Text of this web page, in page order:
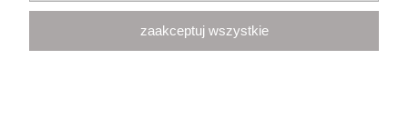
| Olimpijska 8, 86-010 Samociążek, woj. kujawsko-
pomorskie | telefon:668 833 068, e-mail:kontakt@yourspace.pl
zaakceptuj wszystkie